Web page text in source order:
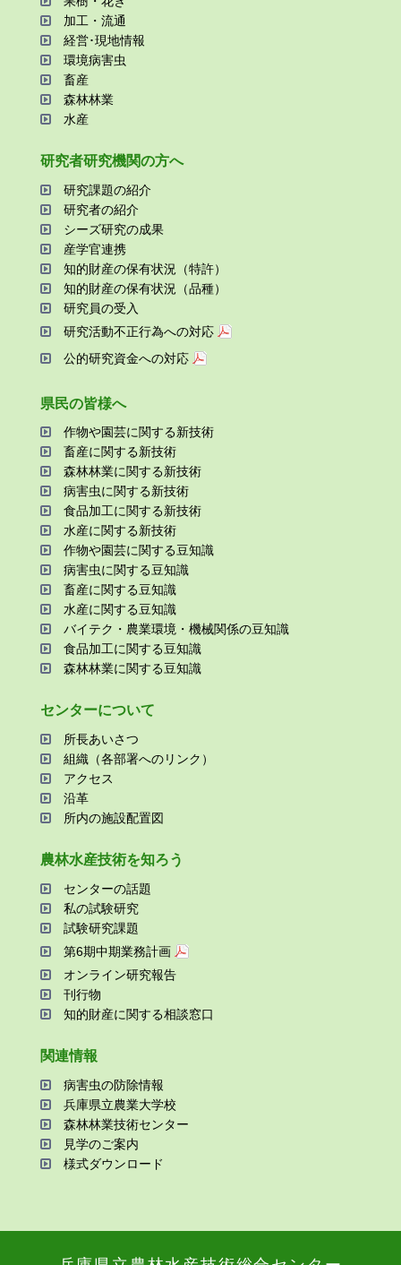
加⼯・流通
経営･現地情報
環境病害⾍
畜産
森林林業
⽔産
研究者研究機関の⽅へ
研究課題の紹介
研究者の紹介
シーズ研究の成果
産学官連携
知的財産の保有状況（特許）
知的財産の保有状況（品種）
研究員の受⼊
研究活動不正⾏為への対応
公的研究資金への対応
県⺠の皆様へ
作物や園芸に関する新技術
畜産に関する新技術
森林林業に関する新技術
病害⾍に関する新技術
⾷品加⼯に関する新技術
⽔産に関する新技術
作物や園芸に関する⾖知識
病害⾍に関する⾖知識
畜産に関する⾖知識
⽔産に関する⾖知識
バイテク・農業環境・機械関係の⾖知識
⾷品加⼯に関する⾖知識
森林林業に関する⾖知識
センターについて
所⻑あいさつ
組織（各部署へのリンク）
アクセス
沿⾰
所内の施設配置図
農林⽔産技術を知ろう
センターの話題
私の試験研究
試験研究課題
第6期中期業務計画
オンライン研究報告
刊⾏物
知的財産に関する相談窓⼝
関連情報
病害⾍の防除情報
兵庫県⽴農業⼤学校
森林林業技術センター
⾒学のご案内
様式ダウンロード